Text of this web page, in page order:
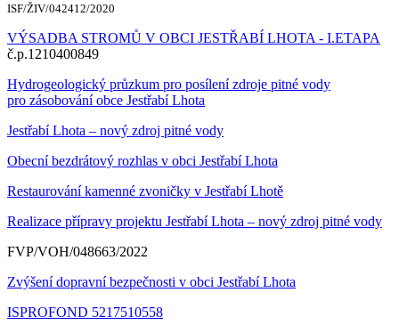
ISF/ŽIV/042412/2020
VÝSADBA STROMŮ V OBCI JESTŘABÍ LHOTA - I.ETAPA
č.p.1210400849
Hydrogeologický průzkum pro posílení zdroje pitné vody
pro zásobování obce Jestřabí Lhota
Jestřabí Lhota – nový zdroj pitné vody
Obecní bezdrátový rozhlas v obci Jestřabí Lhota
Restaurování kamenné zvoničky v Jestřabí Lhotě
Realizace přípravy projektu Jestřabí Lhota – nový zdroj pitné vody
FVP/VOH/048663/2022
Zvýšení dopravní bezpečnosti v obci Jestřabí Lhota
ISPROFOND 5217510558